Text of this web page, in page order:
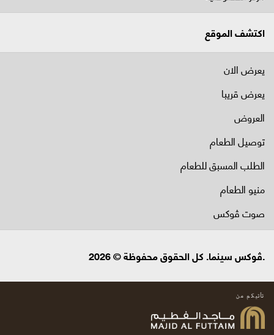
اكتشف الموقع
يعرض الان
يعرض قريبا
العروض
توصيل الطعام
الطلب المسبق للطعام
منيو الطعام
صوت ڤوكس
.ڤوكس سينما. كل الحقوق محفوظة © 2026